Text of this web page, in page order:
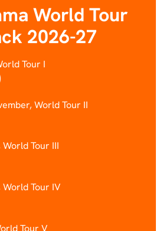
World Tour
2026-27
Tour I
World Tour II
Tour III
Tour IV
Tour V